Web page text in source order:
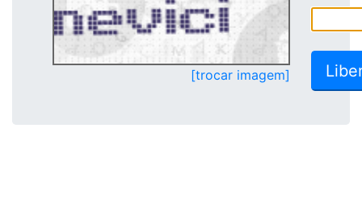
[trocar imagem]